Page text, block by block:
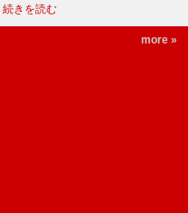
続きを読む
more »